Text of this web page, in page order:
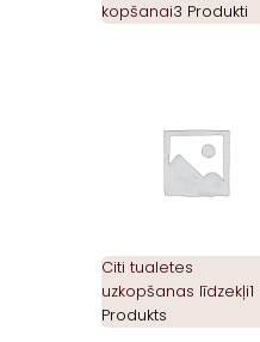
kopšanai3 Produkti
Citi tualetes
uzkopšanas līdzekļi1
Produkts